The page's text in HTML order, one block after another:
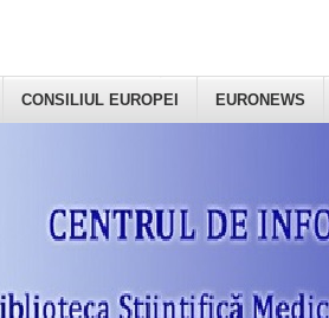
CONSILIUL EUROPEI EURONEWS